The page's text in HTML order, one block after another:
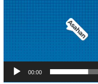
00:00